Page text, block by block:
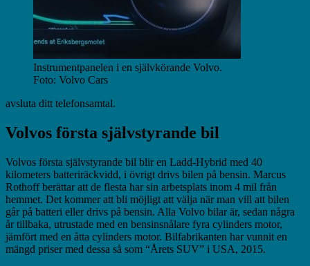
Instrumentpanelen i en självkörande Volvo.
Foto: Volvo Cars
avsluta ditt telefonsamtal.
Volvos första självstyrande bil
Volvos första självstyrande bil blir en Ladd-Hybrid med 40
kilometers batteriräckvidd, i övrigt drivs bilen på bensin. Marcus
Rothoff berättar att de flesta har sin arbetsplats inom 4 mil från
hemmet. Det kommer att bli möjligt att välja när man vill att bilen
går på batteri eller drivs på bensin. Alla Volvo bilar är, sedan några
år tillbaka, utrustade med en bensinsnålare fyra cylinders motor,
jämfört med en åtta cylinders motor. Bilfabrikanten har vunnit en
mängd priser med dessa så som “Årets SUV” i USA, 2015.